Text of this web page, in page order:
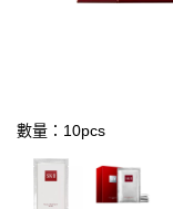
數量：10pcs